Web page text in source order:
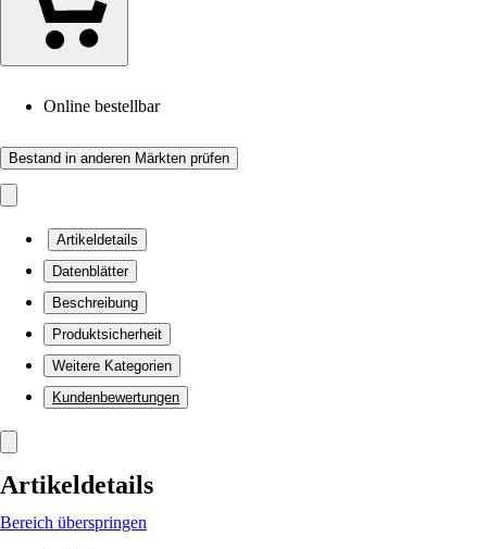
Online bestellbar
Bestand in anderen Märkten prüfen
Artikeldetails
Datenblätter
Beschreibung
Produktsicherheit
Weitere Kategorien
Kundenbewertungen
Artikeldetails
Bereich überspringen